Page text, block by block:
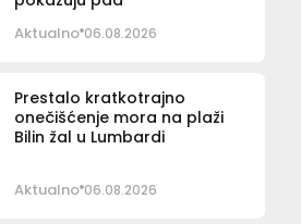
Aktualno 06.08.2026
Prestalo kratkotrajno
onečišćenje mora na plaži
Bilin žal u Lumbardi
Aktualno 06.08.2026